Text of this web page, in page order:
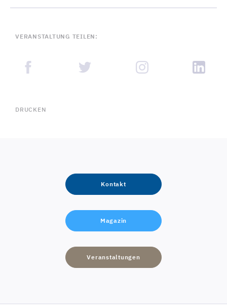
VERANSTALTUNG TEILEN:
DRUCKEN
Kontakt
Magazin
Veranstaltungen